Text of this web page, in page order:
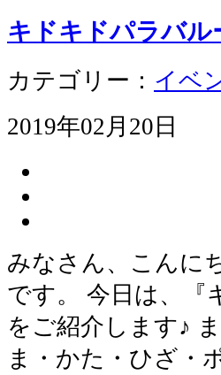
キドキドパラバル
カテゴリー： イベ
2019年02月20日
みなさん、こんに
です。 今日は、『
をご紹介します♪
ま・かた・ひざ・